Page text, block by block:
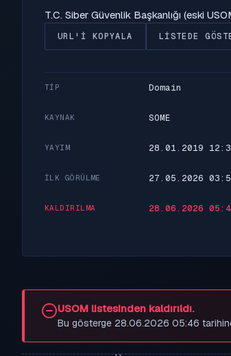
T.C. Siber Güvenlik Başkanlığı (eski
URL'I KOPYALA LISTEDE
TIP Domain
KAYNAK SOME
YAYIM 28.01.2019
İLK GÖRÜLME 27.05.2026
KALDIRILMA 28.06.2026
USOM listesinden kaldırıldı.
Bu gösterge 28.06.2026 05:46